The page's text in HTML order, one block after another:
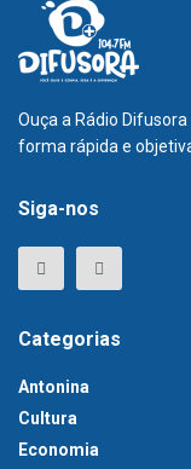
Ouça a Rádio
forma rápida e
Siga-nos
Categorias
Antonina
Cultura
Economia